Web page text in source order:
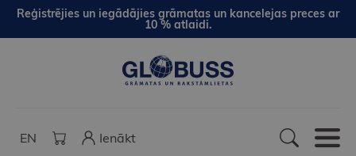
Reģistrējies un iegādājies grāmatas un kancelejas preces ar
10 % atlaidi.
EN Ienākt